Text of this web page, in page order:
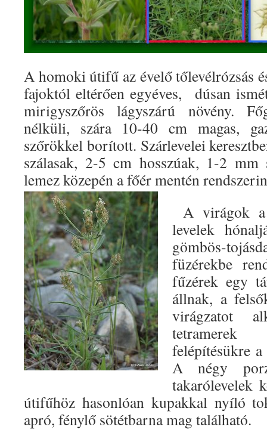
A homoki útifű az évelő tőlevélrózsás
fajoktól eltérően egyéves, dúsan
mirigyszőrös lágyszárú növény.
nélküli, szára 10-40 cm magas,
szőrökkel borított. Szárlevelei
szálasak, 2-5 cm hosszúak, 1-2 mm
lemez közepén a főér mentén
A virágok a
levelek
gömbös-
füzérekbe
fűzérek egy
állnak, a
virágzatot
tetramerek
felépítésükre
A négy
takarólevelek
útifűhöz hasonlóan kupakkal nyíló
apró, fénylő sötétbarna mag található.